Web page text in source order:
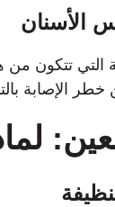
الأسنان
التي تتكون
خطر الإصابة